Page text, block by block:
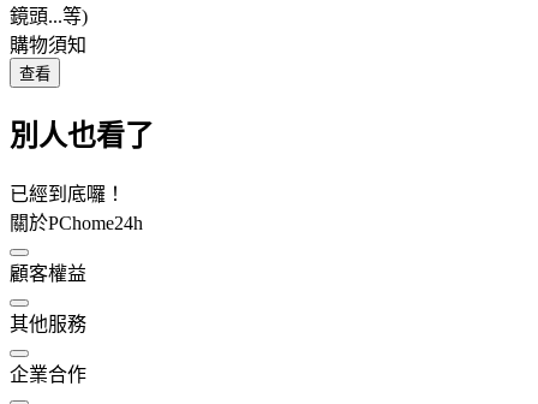
鏡頭...等)
購物須知
查看
別人也看了
已經到底囉！
關於PChome24h
顧客權益
其他服務
企業合作